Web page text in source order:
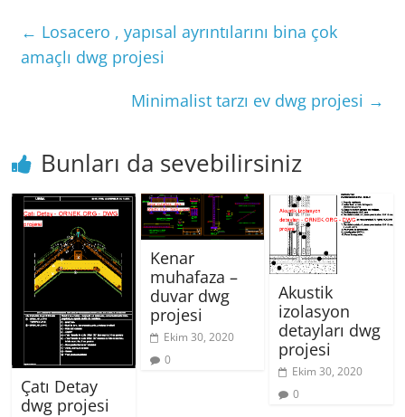
← Losacero , yapısal ayrıntılarını bina çok
amaçlı dwg projesi
Minimalist tarzı ev dwg projesi →
Bunları da sevebilirsiniz
Çatı Detay
dwg projesi
Kenar
muhafaza –
duvar dwg
projesi
Ekim 30, 2020
0
Akustik
izolasyon
detayları dwg
projesi
Ekim 30, 2020
0